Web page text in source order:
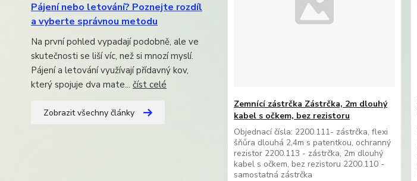
Pájení nebo letování? Poznejte rozdíl
a vyberte správnou metodu
Na první pohled vypadají podobně, ale ve
skutečnosti se liší víc, než si mnozí myslí.
Pájení a letování využívají přídavný kov,
který spojuje dva mate... číst celé
Zobrazit všechny články
Zemnící zástrčka Zástrčka, 2m dlouhý
kabel s očkem, bez rezistoru
Objednací čísla: 2200.111- zástrčka, flexi
šňůra dlouhá 2,4m s patentkou, ochranný
rezistor 2200.113 - zástrčka, 2m dlouhý
kabel s očkem, bez rezistoru 2200.110 -
samostatná zástrčka